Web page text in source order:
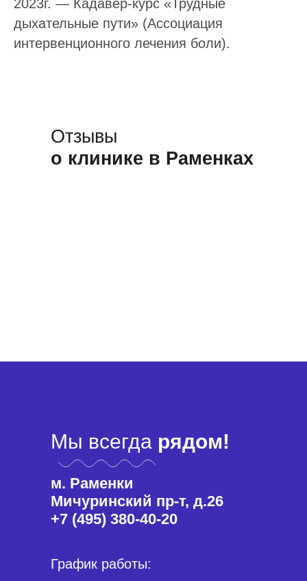
2023г. — Кадавер-курс «Трудные
дыхательные пути» (Ассоциация
интервенционного лечения боли).
Отзывы
о клинике в Раменках
Мы всегда рядом!
График работы:
м. Раменки
Мичуринский пр-т, д.26
+7 (495) 380-40-20